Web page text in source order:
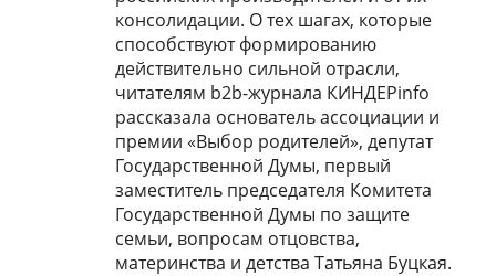
консолидации. О тех шагах, которые
способствуют формированию
действительно сильной отрасли,
читателям b2b-журнала КИНДЕРinfo
рассказала основатель ассоциации и
премии «Выбор родителей», депутат
Государственной Думы, первый
заместитель председателя Комитета
Государственной Думы по защите
семьи, вопросам отцовства,
материнства и детства Татьяна Буцкая.